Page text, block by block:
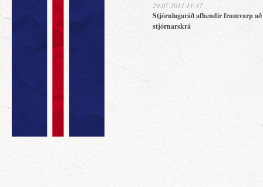
29.07.2011 11:37
Stjórnlagaráð afhendir frumvarp
stjórnarskrá